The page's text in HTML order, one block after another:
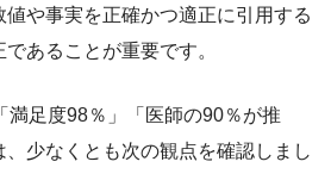
値や事実を正確かつ適正に引用する
あることが重要です。
満足度98％」「医師の90％が推
少なくとも次の観点を確認しまし